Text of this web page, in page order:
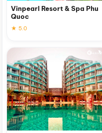
Vinpearl Resort & Spa Phu
Quoc
★ 5.0